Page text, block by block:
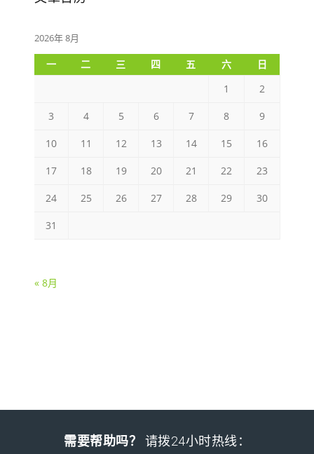
2026年 8月
一 二 三 四 五 六
日
1
2
3 4 5 6 7 8 9
10 11 12 13 14 15 16
17 18 19 20 21 22 23
24 25 26 27 28 29 30
31
« 8月
需要帮助吗？ 请拨24小时热线：